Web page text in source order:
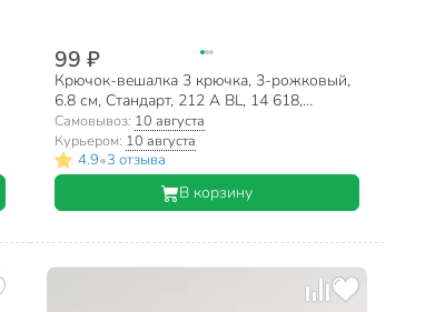
99 ₽
Крючок-вешалка 3 крючка, 3-рожковый,
6.8 см, Стандарт, 212 A BL, 14 618,
матовый черный
Самовывоз: 10 августа
Курьером: 10 августа
4.9•3 отзыва
В корзину